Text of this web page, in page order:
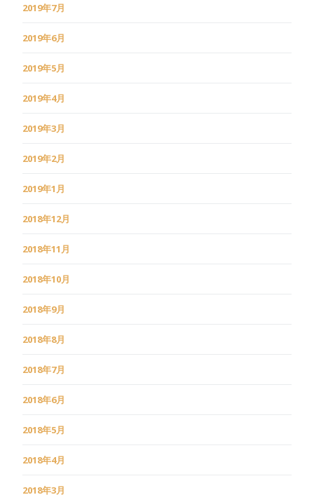
2019年7月
2019年6月
2019年5月
2019年4月
2019年3月
2019年2月
2019年1月
2018年12月
2018年11月
2018年10月
2018年9月
2018年8月
2018年7月
2018年6月
2018年5月
2018年4月
2018年3月